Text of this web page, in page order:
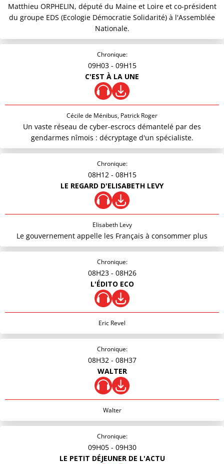
Matthieu ORPHELIN, député du Maine et Loire et co-président
du groupe EDS (Ecologie Démocratie Solidarité) à l'Assemblée
Nationale.
Chronique:
09H03 - 09H15
C'EST À LA UNE
Cécile de Ménibus, Patrick Roger
Un vaste réseau de cyber-escrocs démantelé par des
gendarmes nîmois : décryptage d'un spécialiste.
Chronique:
08H12 - 08H15
LE REGARD D'ELISABETH LEVY
Elisabeth Levy
Le gouvernement appelle les Français à consommer plus
Chronique:
08H23 - 08H26
L'ÉDITO ECO
Eric Revel
Chronique:
08H32 - 08H37
WALTER
Walter
Chronique:
09H05 - 09H30
LE PETIT DÉJEUNER DE L'ACTU